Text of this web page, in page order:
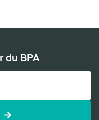
du BPA